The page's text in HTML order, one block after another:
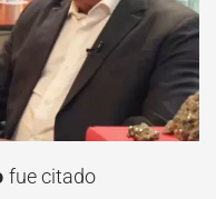
fue citado